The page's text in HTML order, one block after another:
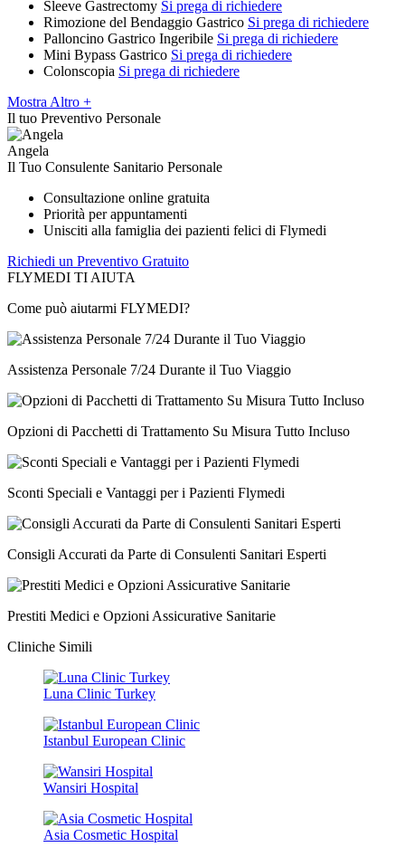
Sleeve Gastrectomy Si prega di richiedere
Rimozione del Bendaggio Gastrico Si prega di richiedere
Palloncino Gastrico Ingeribile Si prega di richiedere
Mini Bypass Gastrico Si prega di richiedere
Colonscopia Si prega di richiedere
Mostra Altro +
Il tuo Preventivo Personale
Angela
Il Tuo Consulente Sanitario Personale
Consultazione online gratuita
Priorità per appuntamenti
Unisciti alla famiglia dei pazienti felici di Flymedi
Richiedi un Preventivo Gratuito
FLYMEDI TI AIUTA
Come può aiutarmi FLYMEDI?
Assistenza Personale 7/24 Durante il Tuo Viaggio
Opzioni di Pacchetti di Trattamento Su Misura Tutto Incluso
Sconti Speciali e Vantaggi per i Pazienti Flymedi
Consigli Accurati da Parte di Consulenti Sanitari Esperti
Prestiti Medici e Opzioni Assicurative Sanitarie
Cliniche Simili
Luna Clinic Turkey
Istanbul European Clinic
Wansiri Hospital
Asia Cosmetic Hospital